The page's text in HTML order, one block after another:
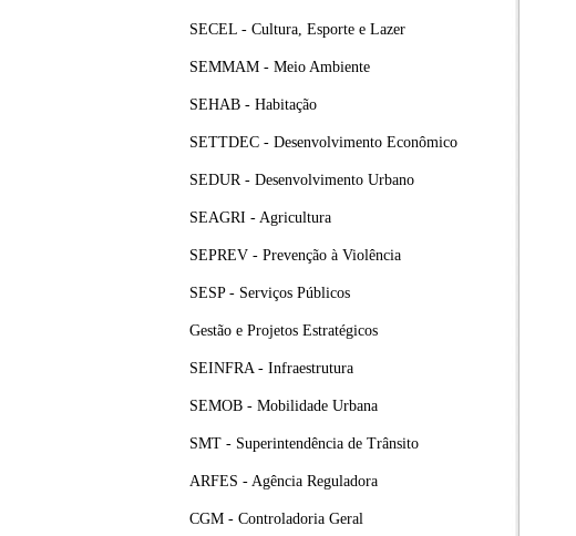
SECEL - Cultura, Esporte e Lazer
SEMMAM - Meio Ambiente
SEHAB - Habitação
SETTDEC - Desenvolvimento Econômico
SEDUR - Desenvolvimento Urbano
SEAGRI - Agricultura
SEPREV - Prevenção à Violência
SESP - Serviços Públicos
Gestão e Projetos Estratégicos
SEINFRA - Infraestrutura
SEMOB - Mobilidade Urbana
SMT - Superintendência de Trânsito
ARFES - Agência Reguladora
CGM - Controladoria Geral